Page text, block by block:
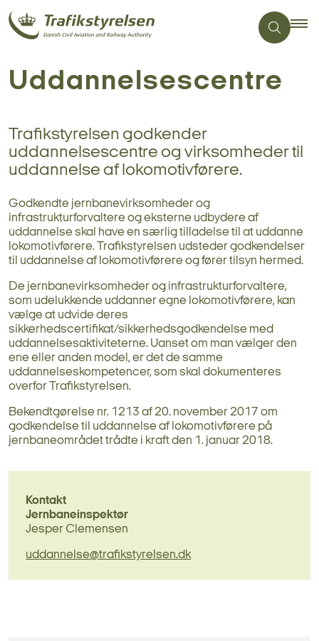
Uddannelsescentre
Trafikstyrelsen godkender
uddannelsescentre og virksomheder til
uddannelse af lokomotivførere.
Godkendte jernbanevirksomheder og
infrastrukturforvaltere og eksterne udbydere af
uddannelse skal have en særlig tilladelse til at uddanne
lokomotivførere. Trafikstyrelsen udsteder godkendelser
til uddannelse af lokomotivførere og fører tilsyn hermed.
De jernbanevirksomheder og infrastrukturforvaltere,
som udelukkende uddanner egne lokomotivførere, kan
vælge at udvide deres
sikkerhedscertifikat/sikkerhedsgodkendelse med
uddannelsesaktiviteterne. Uanset om man vælger den
ene eller anden model, er det de samme
uddannelseskompetencer, som skal dokumenteres
overfor Trafikstyrelsen.
Bekendtgørelse nr. 1213 af 20. november 2017 om
godkendelse til uddannelse af lokomotivførere på
jernbaneområdet trådte i kraft den 1. januar 2018.
Kontakt
Jernbaneinspektør
Jesper Clemensen
uddannelse@trafikstyrelsen.dk